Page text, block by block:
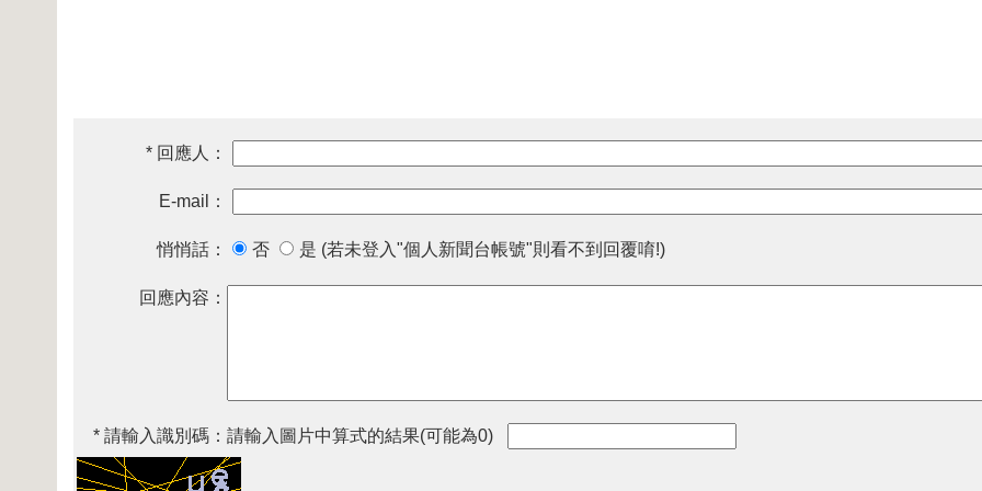
* 回應人：
E-mail：
悄悄話： 否 是 (若未登入"個人新聞台帳號"則看不到回覆唷!)
回應內容：
* 請輸入識別碼： 請輸入圖片中算式的結果(可能為0)